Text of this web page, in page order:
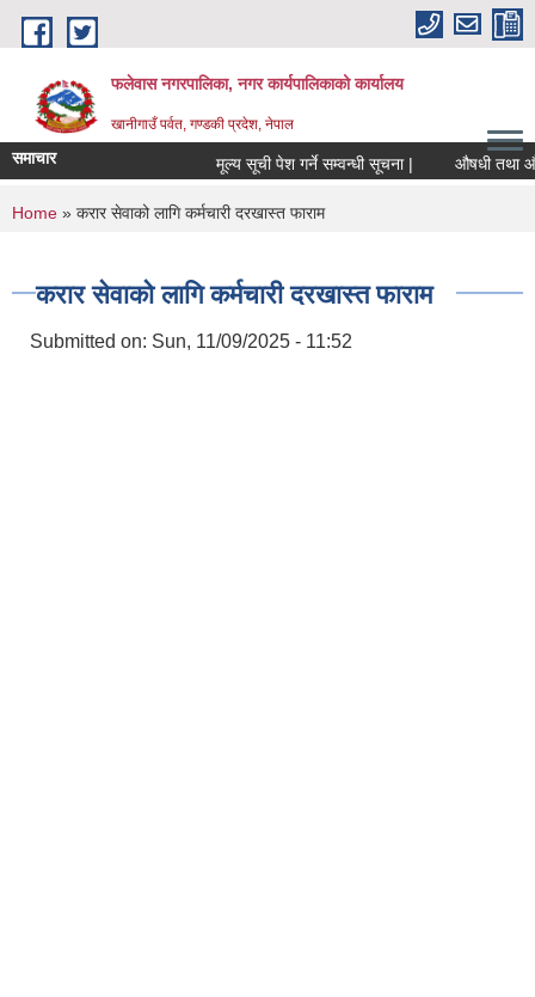
Skip to main content
फलेवास नगरपालिका, नगर कार्यपालिकाको कार्यालय
खानीगाउँ पर्वत, गण्डकी प्रदेश, नेपाल
समाचार मूल्य सूची पेश गर्ने सम्वन्धी सूचना | औषधी तथा
You are here
Home » करार सेवाको लागि कर्मचारी दरखास्त फाराम
करार सेवाको लागि कर्मचारी दरखास्त फाराम
Submitted on: Sun, 11/09/2025 - 11:52